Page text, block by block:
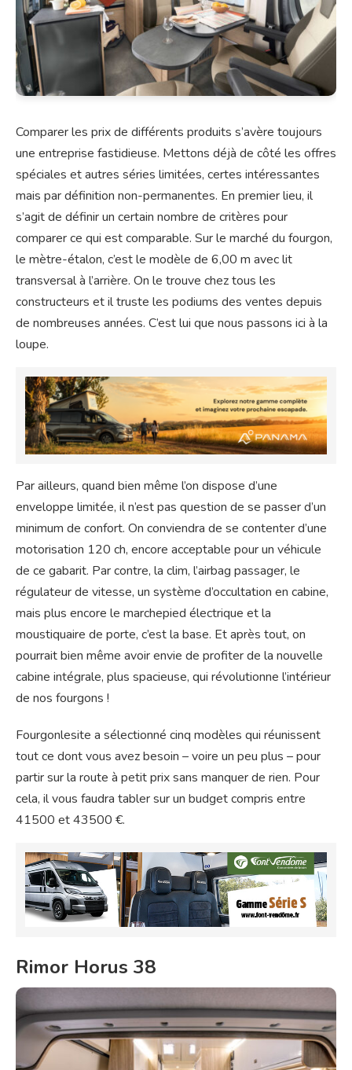
Comparer les prix de différents produits s’avère toujours
une entreprise fastidieuse. Mettons déjà de côté les offres
spéciales et autres séries limitées, certes intéressantes
mais par définition non-permanentes. En premier lieu, il
s’agit de définir un certain nombre de critères pour
comparer ce qui est comparable. Sur le marché du fourgon,
le mètre-étalon, c’est le modèle de 6,00 m avec lit
transversal à l’arrière. On le trouve chez tous les
constructeurs et il truste les podiums des ventes depuis
de nombreuses années. C’est lui que nous passons ici à la
loupe.
Par ailleurs, quand bien même l’on dispose d’une
enveloppe limitée, il n’est pas question de se passer d’un
minimum de confort. On conviendra de se contenter d’une
motorisation 120 ch, encore acceptable pour un véhicule
de ce gabarit. Par contre, la clim, l’airbag passager, le
régulateur de vitesse, un système d’occultation en cabine,
mais plus encore le marchepied électrique et la
moustiquaire de porte, c’est la base. Et après tout, on
pourrait bien même avoir envie de profiter de la nouvelle
cabine intégrale, plus spacieuse, qui révolutionne l’intérieur
de nos fourgons !
Fourgonlesite a sélectionné cinq modèles qui réunissent
tout ce dont vous avez besoin – voire un peu plus – pour
partir sur la route à petit prix sans manquer de rien. Pour
cela, il vous faudra tabler sur un budget compris entre
41500 et 43500 €.
Rimor Horus 38